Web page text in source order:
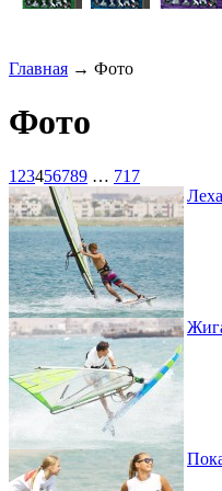
Главная → Фото
Фото
1 23456789 … 717